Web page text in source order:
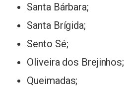
Santa Bárbara;
Santa Brígida;
Sento Sé;
Oliveira dos Brejinhos;
Queimadas;